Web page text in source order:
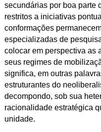
secundárias por boa parte
restritos a iniciativas
conformações
especializadas de
colocar em perspectiva as
seus regimes de
significa, em outras
estruturantes do
decompondo, sob sua
racionalidade estratégica
unidade.